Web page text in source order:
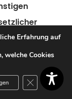
unserer
den
sichere
hierzu
Erfahrung auf
welche Cookies
GDPR